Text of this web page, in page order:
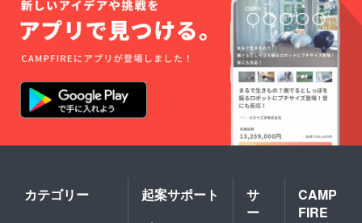
カテゴリー 起案サポート
サ
ー
CAMP
FIRE